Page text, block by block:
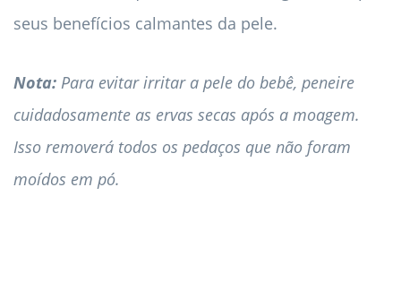
seus benefícios calmantes da pele.
Nota: Para evitar irritar a pele do bebê, peneire
cuidadosamente as ervas secas após a moagem.
Isso removerá todos os pedaços que não foram
moídos em pó.